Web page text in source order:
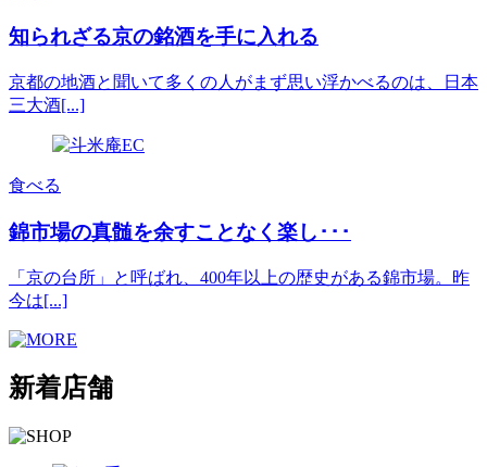
知られざる京の銘酒を手に入れる
京都の地酒と聞いて多くの人がまず思い浮かべるのは、日本
三大酒[...]
食べる
錦市場の真髄を余すことなく楽し･･･
「京の台所」と呼ばれ、400年以上の歴史がある錦市場。昨
今は[...]
新着店舗